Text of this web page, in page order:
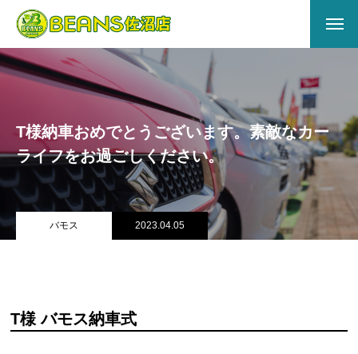
HOME
会社概要
アクセス
店舗情報
T様納車おめでとうございます。素敵なカー
ライフをお過ごしください。
バモス 2023.04.05
T様 バモス納車式